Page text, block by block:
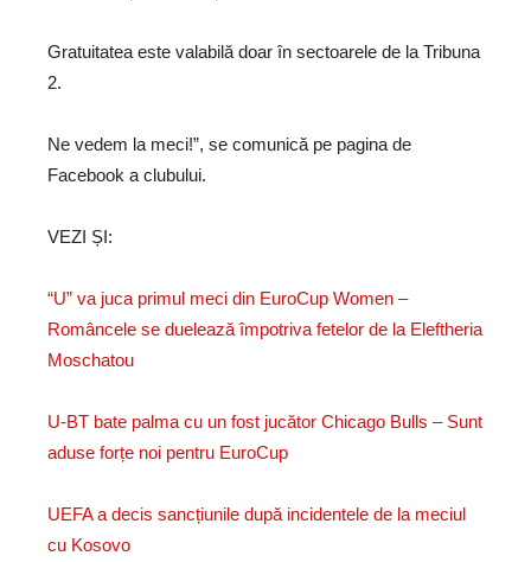
Gratuitatea este valabilă doar în sectoarele de la Tribuna
2.
Ne vedem la meci!”, se comunică pe pagina de
Facebook a clubului.
VEZI ȘI:
“U” va juca primul meci din EuroCup Women –
Româncele se duelează împotriva fetelor de la Eleftheria
Moschatou
U-BT bate palma cu un fost jucător Chicago Bulls – Sunt
aduse forțe noi pentru EuroCup
UEFA a decis sancțiunile după incidentele de la meciul
cu Kosovo